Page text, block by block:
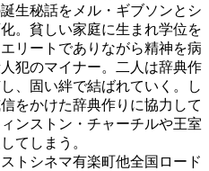
生秘話をメル・ギブソンとシ
。貧しい家庭に生まれ学位を
リートでありながら精神を病
犯のマイナー。二人は辞典作
、固い絆で結ばれていく。し
をかけた辞典作りに協力して
ンストン・チャーチルや王室
てしまう。
トシネマ有楽町他全国ロード